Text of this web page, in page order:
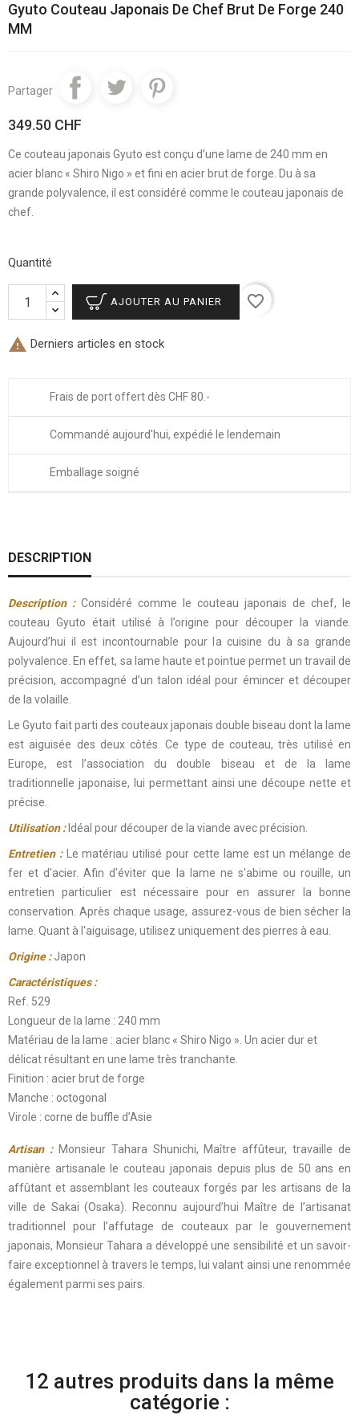
Gyuto Couteau Japonais De Chef Brut De Forge 240
MM
Partager
349.50 CHF
Ce couteau japonais Gyuto est conçu d’une lame de 240 mm en
acier blanc « Shiro Nigo » et fini en acier brut de forge. Du à sa
grande polyvalence, il est considéré comme le couteau japonais de
chef.
Quantité
AJOUTER AU PANIER favorite_border
 Derniers articles en stock
Frais de port offert dès CHF 80.-
Commandé aujourd'hui, expédié le lendemain
Emballage soigné
DESCRIPTION
Description : Considéré comme le couteau japonais de chef, le
couteau Gyuto était utilisé à l’origine pour découper la viande.
Aujourd’hui il est incontournable pour la cuisine du à sa grande
polyvalence. En effet, sa lame haute et pointue permet un travail de
précision, accompagné d’un talon idéal pour émincer et découper
de la volaille.
Le Gyuto fait parti des couteaux japonais double biseau dont la lame
est aiguisée des deux côtés. Ce type de couteau, très utilisé en
Europe, est l’association du double biseau et de la lame
traditionnelle japonaise, lui permettant ainsi une découpe nette et
précise.
Utilisation :Idéal pour découper de la viande avec précision.
Entretien :
Le matériau utilisé pour cette lame est un mélange de
fer et d'acier. Afin d'éviter que la lame ne s'abime ou rouille, un
entretien particulier est nécessaire pour en assurer la bonne
conservation. Après chaque usage, assurez-vous de bien sécher la
lame. Quant à l'aiguisage, utilisez uniquement des pierres à eau.
Origine :Japon
Caractéristiques :
Ref. 529
Longueur de la lame : 240 mm
Matériau de la lame : acier blanc « Shiro Nigo ». Un acier dur et
délicat résultant en une lame très tranchante.
Finition : acier brut de forge
Manche : octogonal
Virole : corne de buffle d’Asie
Artisan :Monsieur Tahara Shunichi, Maître affûteur, travaille de
manière artisanale le couteau japonais depuis plus de 50 ans en
affûtant et assemblant les couteaux forgés par les artisans de la
ville de Sakai (Osaka). Reconnu aujourd’hui Maître de l’artisanat
traditionnel pour l’affutage de couteaux par le gouvernement
japonais, Monsieur Tahara a développé une sensibilité et un savoir-
faire exceptionnel à travers le temps, lui valant ainsi une renommée
également parmi ses pairs.
12 autres produits dans la même
catégorie :